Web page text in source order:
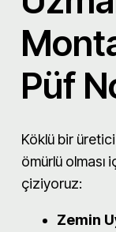
Püf
Köklü bir
ömürlü olması
çiziyoruz:
Zemin